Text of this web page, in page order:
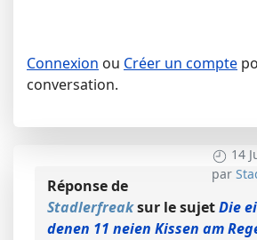
Connexion ou Créer un compte
conversation.
14
par
Réponse de
Stadlerfreaksur le sujetDie
denen 11 neien Kissen am